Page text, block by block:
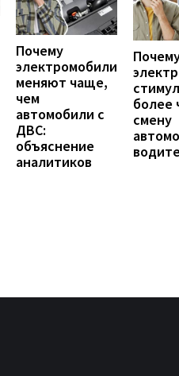
Почему
электромобили
меняют чаще,
чем
автомобили с
ДВС:
объяснение
аналитиков
более
смену